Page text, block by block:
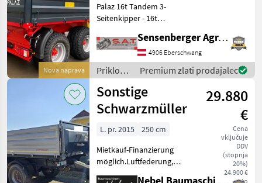
Nova naprava
Palaz 16t Tandem 3-
Seitenkipper - 16t
12000kg Nutzlast -
Ladevolumen ca. 15m³ -
Brückenmaße lxbxh ca. 4,
60m x 2, 30m x 1, 40m (0,
80+0, 60
Sensenberger Agrar-Technik
4906 Eberschwang
Priklopniki
/
Sonstige
Premium zlati prodajalec
Sonstige
Schwarzmüller
29.880
€
Cena
vključuje
DDV
(stopnja
20%)
24.900 €
neto
L. pr. 2015
250 cm
Mietkauf-Finanzierung
möglich.Luftfederung,